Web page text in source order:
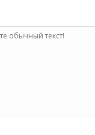
обычный текст!